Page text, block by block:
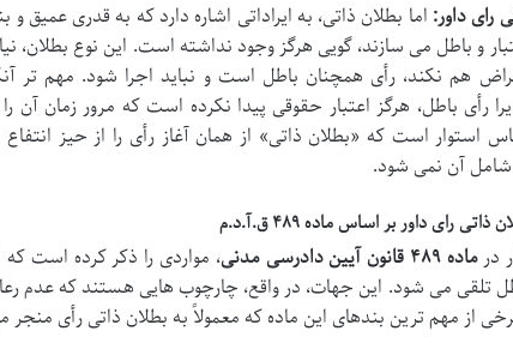
رای داور: اما بطلان ذاتی، به ایراداتی اشاره دارد که به قدری عمیق و
و باطل می سازند، گویی هرگز وجود نداشته است. این نوع بطلان،
رأی باطل، هرگز اعتبار حقوقی پیدا نکرده است که مرور زمان آن
استوار است که «بطلان ذاتی» از همان آغاز رأی را از حیز
شامل آن نمی شود.
رای داور بر اساس ماده ۴۸۹ ق.آ.د.م
درماده ۴۸۹ قانون آیین دادرسی مدنی
، مواردی را ذکر کرده است
تلقی می شود. این جهات، در واقع، چارچوب هایی هستند که عدم
از مهم ترین بندهای این ماده که معمولاً به بطلان ذاتی رأی منجر